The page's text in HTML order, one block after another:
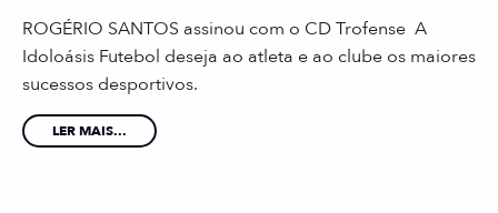
ROGÉRIO SANTOS assinou com o CD Trofense A
Idoloásis Futebol deseja ao atleta e ao clube os maiores
sucessos desportivos.
LER MAIS...